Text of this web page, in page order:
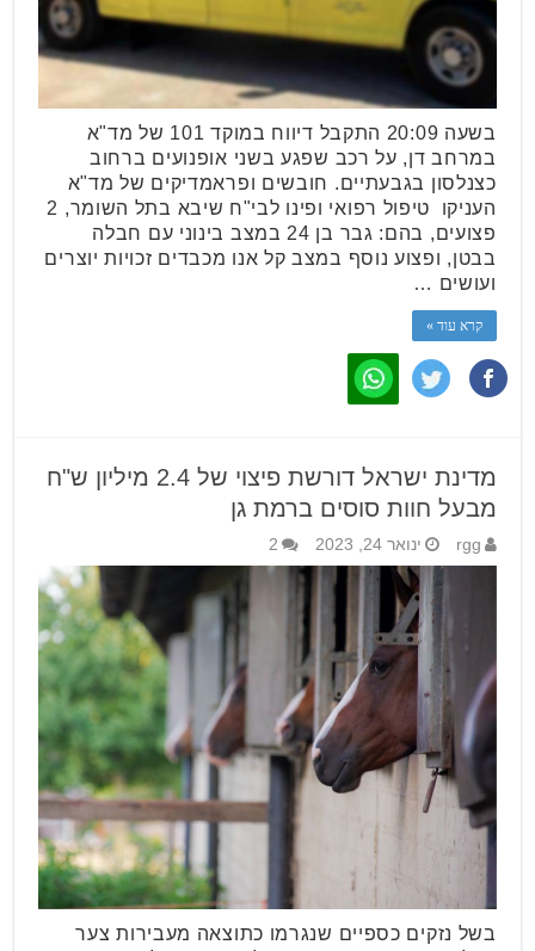
בשעה 20:09 התקבל דיווח במוקד 101 של מד"א
במרחב דן, על רכב שפגע בשני אופנועים ברחוב
כצנלסון בגבעתיים. חובשים ופראמדיקים של מד"א
העניקו טיפול רפואי ופינו לבי"ח שיבא בתל השומר, 2
פצועים, בהם: גבר בן 24 במצב בינוני עם חבלה
בבטן, ופצוע נוסף במצב קל אנו מכבדים זכויות יוצרים
ועושים …
קרא עוד »
מדינת ישראל דורשת פיצוי של 2.4 מיליון ש"ח
מבעל חוות סוסים ברמת גן
rgg ינואר 24, 2023 2
בשל נזקים כספיים שנגרמו כתוצאה מעבירות צער